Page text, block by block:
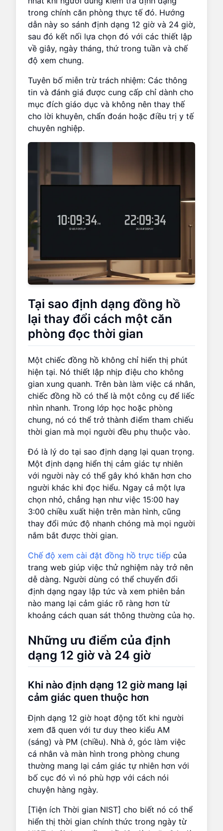
trong chính căn phòng thực tế đó. Hướng
dẫn này so sánh định dạng 12 giờ và 24 giờ,
sau đó kết nối lựa chọn đó với các thiết lập
về giây, ngày tháng, thứ trong tuần và chế
độ xem chung.
Tuyên bố miễn trừ trách nhiệm: Các thông
tin và đánh giá được cung cấp chỉ dành cho
mục đích giáo dục và không nên thay thế
cho lời khuyên, chẩn đoán hoặc điều trị y tế
chuyên nghiệp.
Tại sao định dạng đồng hồ
lại thay đổi cách một căn
phòng đọc thời gian
Một chiếc đồng hồ không chỉ hiển thị phút
hiện tại. Nó thiết lập nhịp điệu cho không
gian xung quanh. Trên bàn làm việc cá nhân,
chiếc đồng hồ có thể là một công cụ để liếc
nhìn nhanh. Trong lớp học hoặc phòng
chung, nó có thể trở thành điểm tham chiếu
thời gian mà mọi người đều phụ thuộc vào.
Đó là lý do tại sao định dạng lại quan trọng.
Một định dạng hiển thị cảm giác tự nhiên
với người này có thể gây khó khăn hơn cho
người khác khi đọc hiểu. Ngay cả một lựa
chọn nhỏ, chẳng hạn như việc 15:00 hay
3:00 chiều xuất hiện trên màn hình, cũng
thay đổi mức độ nhanh chóng mà mọi người
nắm bắt được thời gian.
Chế độ xem cài đặt đồng hồ trực tiếp của
trang web giúp việc thử nghiệm này trở nên
dễ dàng. Người dùng có thể chuyển đổi
định dạng ngay lập tức và xem phiên bản
nào mang lại cảm giác rõ ràng hơn từ
khoảng cách quan sát thông thường của họ.
Những ưu điểm của định
dạng 12 giờ và 24 giờ
Khi nào định dạng 12 giờ mang lại
cảm giác quen thuộc hơn
Định dạng 12 giờ hoạt động tốt khi người
xem đã quen với tư duy theo kiểu AM
(sáng) và PM (chiều). Nhà ở, góc làm việc
cá nhân và màn hình trong phòng chung
thường mang lại cảm giác tự nhiên hơn với
bố cục đó vì nó phù hợp với cách nói
chuyện hàng ngày.
[Tiện ích Thời gian NIST] cho biết nó có thể
hiển thị thời gian chính thức trong ngày từ